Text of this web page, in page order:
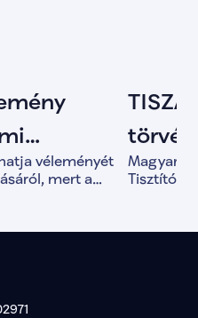
az véleményét
mert a
TISZA
Magyar